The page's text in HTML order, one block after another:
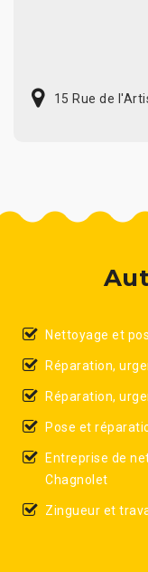
15 Rue de
Nettoyage et
Réparation,
Réparation,
Pose et
Entreprise de
Chagnolet
Zingueur et